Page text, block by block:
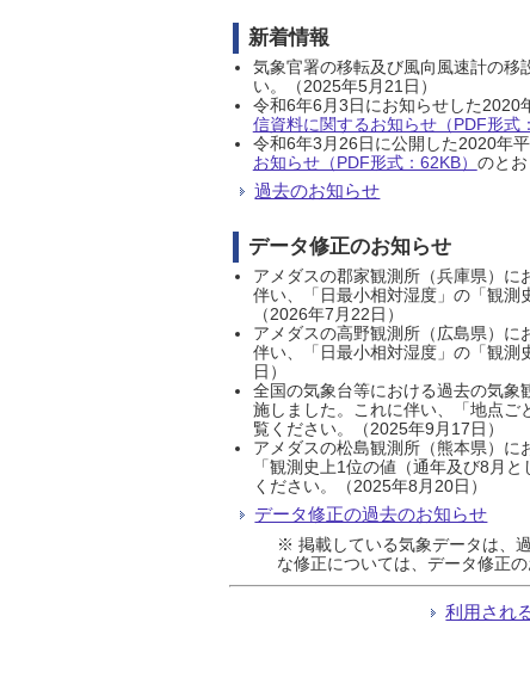
新着情報
気象官署の移転及び風向風速計の移
い。（2025年5月21日）
令和6年6月3日にお知らせした2020
信資料に関するお知らせ（PDF形式
令和6年3月26日に公開した2020年
お知らせ（PDF形式：62KB） のとお
過去のお知らせ
データ修正のお知らせ
アメダスの郡家観測所（兵庫県）
伴い、「日最小相対湿度」の「観測
（2026年7月22日）
アメダスの高野観測所（広島県）
伴い、「日最小相対湿度」の「観
日）
全国の気象台等における過去の気象
施しました。これに伴い、「地点ご
覧ください。（2025年9月17日）
アメダスの松島観測所（熊本県）
「観測史上1位の値（通年及び8月
ください。（2025年8月20日）
データ修正の過去のお知らせ
※ 掲載している気象データは、
な修正については、データ修正の
利用され